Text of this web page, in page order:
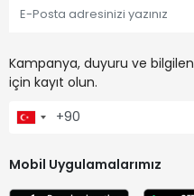
Kampanya, duyuru ve
için kayıt olun.
Mobil Uygulamalarımız